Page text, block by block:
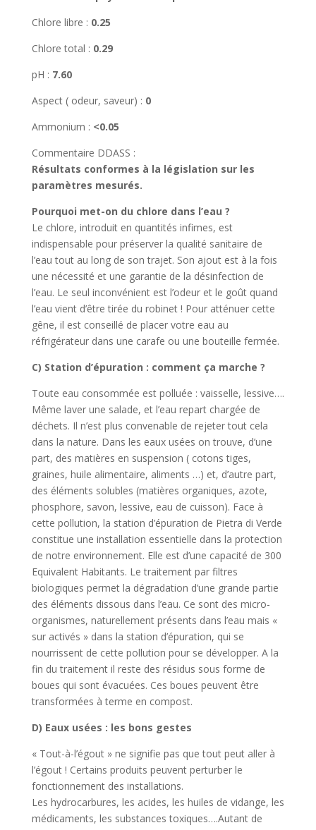
Chlore libre : 0.25
Chlore total : 0.29
pH : 7.60
Aspect ( odeur, saveur) : 0
Ammonium : <0.05
Commentaire DDASS :
Résultats conformes à la législation sur les
paramètres mesurés.
Pourquoi met-on du chlore dans l’eau ?
Le chlore, introduit en quantités infimes, est
indispensable pour préserver la qualité sanitaire de
l’eau tout au long de son trajet. Son ajout est à la fois
une nécessité et une garantie de la désinfection de
l’eau. Le seul inconvénient est l’odeur et le goût quand
l’eau vient d’être tirée du robinet ! Pour atténuer cette
gêne, il est conseillé de placer votre eau au
réfrigérateur dans une carafe ou une bouteille fermée.
C) Station d’épuration : comment ça marche ?
Toute eau consommée est polluée : vaisselle, lessive….
Même laver une salade, et l’eau repart chargée de
déchets. Il n’est plus convenable de rejeter tout cela
dans la nature. Dans les eaux usées on trouve, d’une
part, des matières en suspension ( cotons tiges,
graines, huile alimentaire, aliments …) et, d’autre part,
des éléments solubles (matières organiques, azote,
phosphore, savon, lessive, eau de cuisson). Face à
cette pollution, la station d’épuration de Pietra di Verde
constitue une installation essentielle dans la protection
de notre environnement. Elle est d’une capacité de 300
Equivalent Habitants. Le traitement par filtres
biologiques permet la dégradation d’une grande partie
des éléments dissous dans l’eau. Ce sont des micro-
organismes, naturellement présents dans l’eau mais «
sur activés » dans la station d’épuration, qui se
nourrissent de cette pollution pour se développer. A la
fin du traitement il reste des résidus sous forme de
boues qui sont évacuées. Ces boues peuvent être
transformées à terme en compost.
D) Eaux usées : les bons gestes
« Tout-à-l’égout » ne signifie pas que tout peut aller à
l’égout ! Certains produits peuvent perturber le
fonctionnement des installations.
Les hydrocarbures, les acides, les huiles de vidange, les
médicaments, les substances toxiques….Autant de